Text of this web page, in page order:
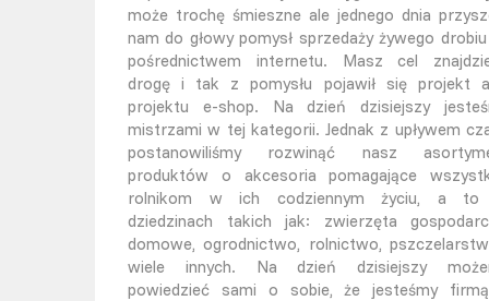
może trochę śmieszne ale jednego dnia
nam do głowy pomysł sprzedaży żywego
pośrednictwem internetu. Masz cel
drogę i tak z pomysłu pojawił się projekt
projektu e-shop. Na dzień dzisiejszy
mistrzami w tej kategorii. Jednak z upływem
postanowiliśmy rozwinąć nasz
produktów o akcesoria pomagające
rolnikom w ich codziennym życiu, a
dziedzinach takich jak: zwierzęta
domowe, ogrodnictwo, rolnictwo,
wiele innych. Na dzień dzisiejszy
powiedzieć sami o sobie, że jesteśmy